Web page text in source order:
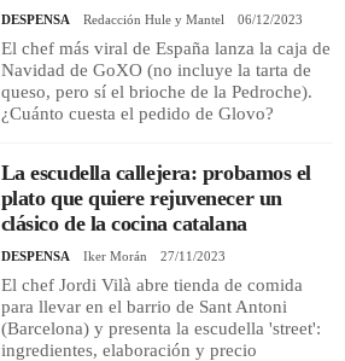
DESPENSA Redacción Hule y Mantel 06/12/2023
El chef más viral de España lanza la caja de
Navidad de GoXO (no incluye la tarta de
queso, pero sí el brioche de la Pedroche).
¿Cuánto cuesta el pedido de Glovo?
La escudella callejera: probamos el
plato que quiere rejuvenecer un
clásico de la cocina catalana
DESPENSA Iker Morán 27/11/2023
El chef Jordi Vilà abre tienda de comida
para llevar en el barrio de Sant Antoni
(Barcelona) y presenta la escudella 'street':
ingredientes, elaboración y precio